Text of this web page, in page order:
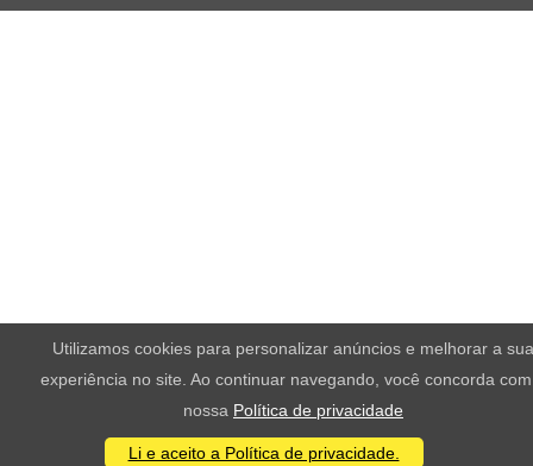
Utilizamos cookies para personalizar anúncios e melhorar a sua
experiência no site. Ao continuar navegando, você concorda
nossa Política de privacidade
Li e aceito a Política de privacidade.